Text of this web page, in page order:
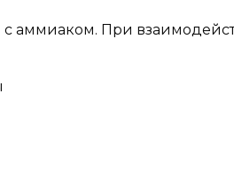
с аммиаком. При